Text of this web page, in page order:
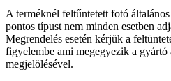
A terméknél feltűntetett fotó
pontos típust nem minden esetben
Megrendelés esetén kérjük a
figyelembe ami megegyezik a gyártó
megjelölésével.